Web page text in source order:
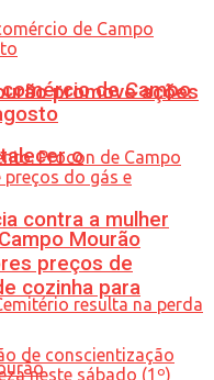
promove ações
o
contra a mulher
de Campo
Mourão
preços de
cozinha para